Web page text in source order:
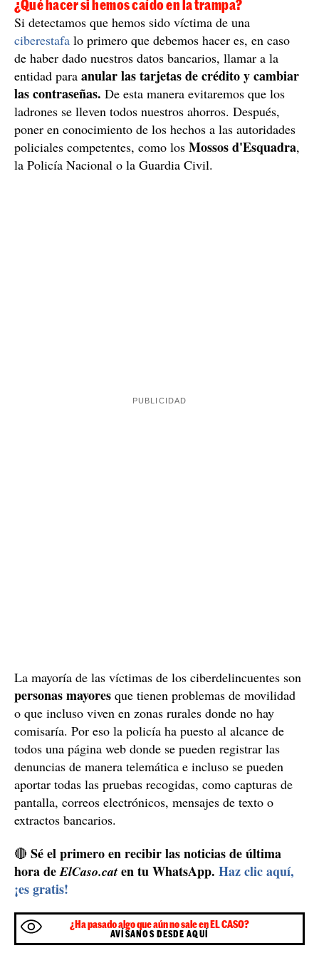
¿Qué hacer si hemos caído en la trampa?
Si detectamos que hemos sido víctima de una
ciberestafa lo primero que debemos hacer es, en caso
de haber dado nuestros datos bancarios, llamar a la
entidad para anular las tarjetas de crédito y cambiar
las contraseñas. De esta manera evitaremos que los
ladrones se lleven todos nuestros ahorros. Después,
poner en conocimiento de los hechos a las autoridades
policiales competentes, como los Mossos d'Esquadra,
la Policía Nacional o la Guardia Civil.
La mayoría de las víctimas de los ciberdelincuentes son
personas mayores que tienen problemas de movilidad
o que incluso viven en zonas rurales donde no hay
comisaría. Por eso la policía ha puesto al alcance de
todos una página web donde se pueden registrar las
denuncias de manera telemática e incluso se pueden
aportar todas las pruebas recogidas, como capturas de
pantalla, correos electrónicos, mensajes de texto o
extractos bancarios.
🔴 Sé el primero en recibir las noticias de última
hora deElCaso.cat en tu WhatsApp. Haz clic aquí,
¡es gratis!
¿Ha pasado algo que aún no sale en EL CASO?
AVÍSANOS DESDE AQUÍ